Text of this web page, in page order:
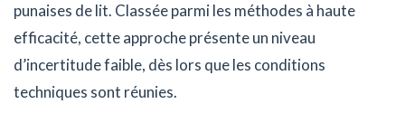
punaises de lit. Classée parmi les méthodes à haute
efficacité, cette approche présente un niveau
d’incertitude faible, dès lors que les conditions
techniques sont réunies.